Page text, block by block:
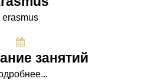
erasmus
занятий